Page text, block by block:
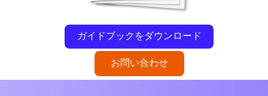
ガイドブックをダウンロード
お問い合わせ